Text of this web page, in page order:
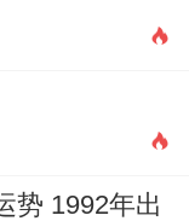
势 1992年出